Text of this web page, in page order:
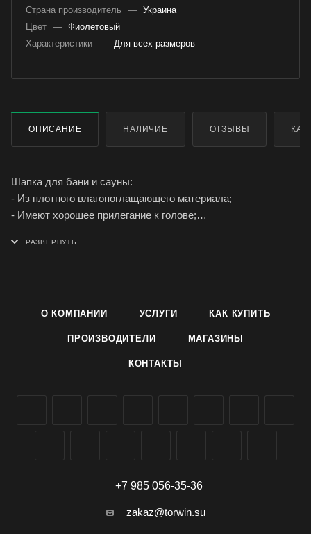
Страна производитель
— Украина
Цвет — Фиолетовый
Характеристики — Для всех размеров
ОПИСАНИЕ НАЛИЧИЕ ОТЗЫВЫ
Шапка для бани и сауны:
- Из плотного влагопоглащающего материала;
- Имеют хорошее прилегание к голове;
- Качественно и аккуратно пошиты;
О КОМПАНИИ УСЛУГИ КАК КУПИТЬ
ПРОИЗВОДИТЕЛИ МАГАЗИНЫ
КОНТАКТЫ
+7 985 056-35-36
zakaz@torwin.su